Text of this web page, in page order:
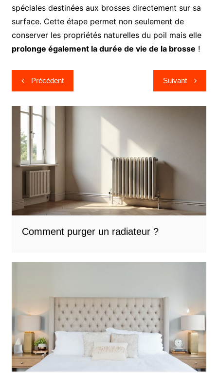
spéciales destinées aux brosses directement sur sa
surface. Cette étape permet non seulement de
conserver les propriétés naturelles du poil mais elle
prolonge également la durée de vie de la brosse !
Navigation
de
l’article
Précédent Suivant
Comment purger un radiateur ?